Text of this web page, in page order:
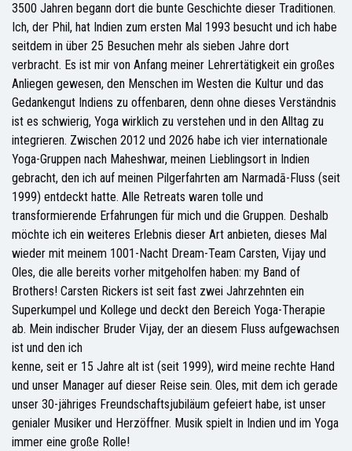
3500 Jahren begann dort die bunte Geschichte dieser Traditionen.
Ich, der Phil, hat Indien zum ersten Mal 1993 besucht und ich habe
seitdem in über 25 Besuchen mehr als sieben Jahre dort
verbracht. Es ist mir von Anfang meiner Lehrertätigkeit ein großes
Anliegen gewesen, den Menschen im Westen die Kultur und das
Gedankengut Indiens zu offenbaren, denn ohne dieses Verständnis
ist es schwierig, Yoga wirklich zu verstehen und in den Alltag zu
integrieren. Zwischen 2012 und 2026 habe ich vier internationale
Yoga-Gruppen nach Maheshwar, meinen Lieblingsort in Indien
gebracht, den ich auf meinen Pilgerfahrten am Narmadā-Fluss (seit
1999) entdeckt hatte. Alle Retreats waren tolle und
transformierende Erfahrungen für mich und die Gruppen. Deshalb
möchte ich ein weiteres Erlebnis dieser Art anbieten, dieses Mal
wieder mit meinem 1001-Nacht Dream-Team Carsten, Vijay und
Oles, die alle bereits vorher mitgeholfen haben: my Band of
Brothers! Carsten Rickers ist seit fast zwei Jahrzehnten ein
Superkumpel und Kollege und deckt den Bereich Yoga-Therapie
ab. Mein indischer Bruder Vijay, der an diesem Fluss aufgewachsen
ist und den ich
kenne, seit er 15 Jahre alt ist (seit 1999), wird meine rechte Hand
und unser Manager auf dieser Reise sein. Oles, mit dem ich gerade
unser 30-jähriges Freundschaftsjubiläum gefeiert habe, ist unser
genialer Musiker und Herzöffner. Musik spielt in Indien und im Yoga
immer eine große Rolle!